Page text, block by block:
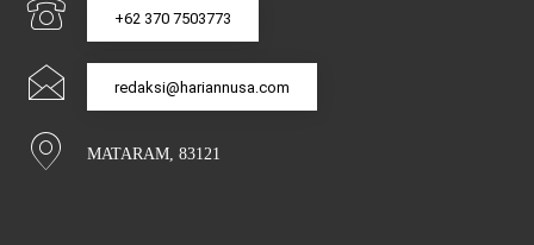
+62 370 7503773
redaksi@hariannusa.com
MATARAM, 83121